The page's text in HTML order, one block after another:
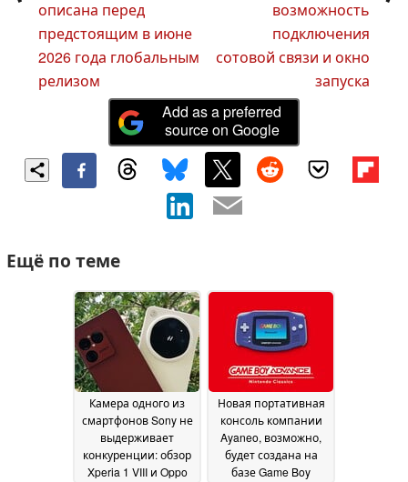
описана перед
предстоящим в июне
2026 года глобальным
релизом
возможность
подключения
сотовой связи и окно
запуска
Add as a preferred
source on Google
Ещё по теме
Камера одного из
смартфонов Sony не
выдерживает
конкуренции: обзор
Xperia 1 VIII и Oppo
Новая портативная
консоль компании
Ayaneo, возможно,
будет создана на
базе Game Boy